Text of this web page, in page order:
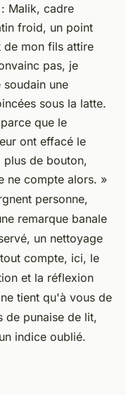
Malik, cadre
froid, un point
de mon fils attire
pas, je
une
sous la latte.
que le
ont effacé le
plus de bouton,
ne compte alors. »
personne,
remarque banale
un nettoyage
compte, ici, le
et la réflexion
tient qu'à vous de
punaise de lit,
indice oublié.